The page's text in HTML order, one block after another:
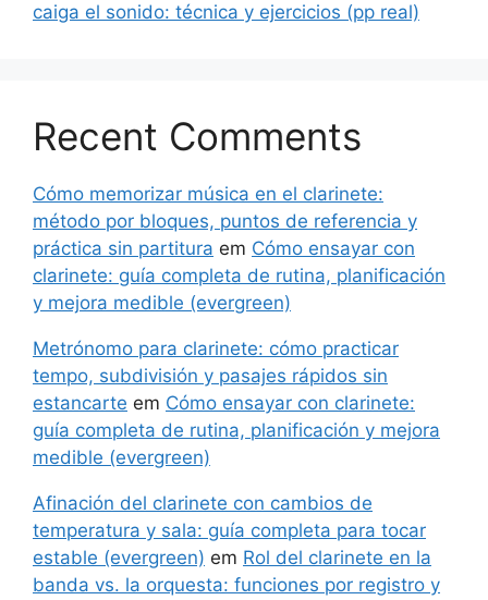
caiga el sonido: técnica y ejercicios (pp real)
Recent Comments
Cómo memorizar música en el clarinete:
método por bloques, puntos de referencia y
práctica sin partitura em Cómo ensayar con
clarinete: guía completa de rutina, planificación
y mejora medible (evergreen)
Metrónomo para clarinete: cómo practicar
tempo, subdivisión y pasajes rápidos sin
estancarte em Cómo ensayar con clarinete:
guía completa de rutina, planificación y mejora
medible (evergreen)
Afinación del clarinete con cambios de
temperatura y sala: guía completa para tocar
estable (evergreen) em Rol del clarinete en la
banda vs. la orquesta: funciones por registro y